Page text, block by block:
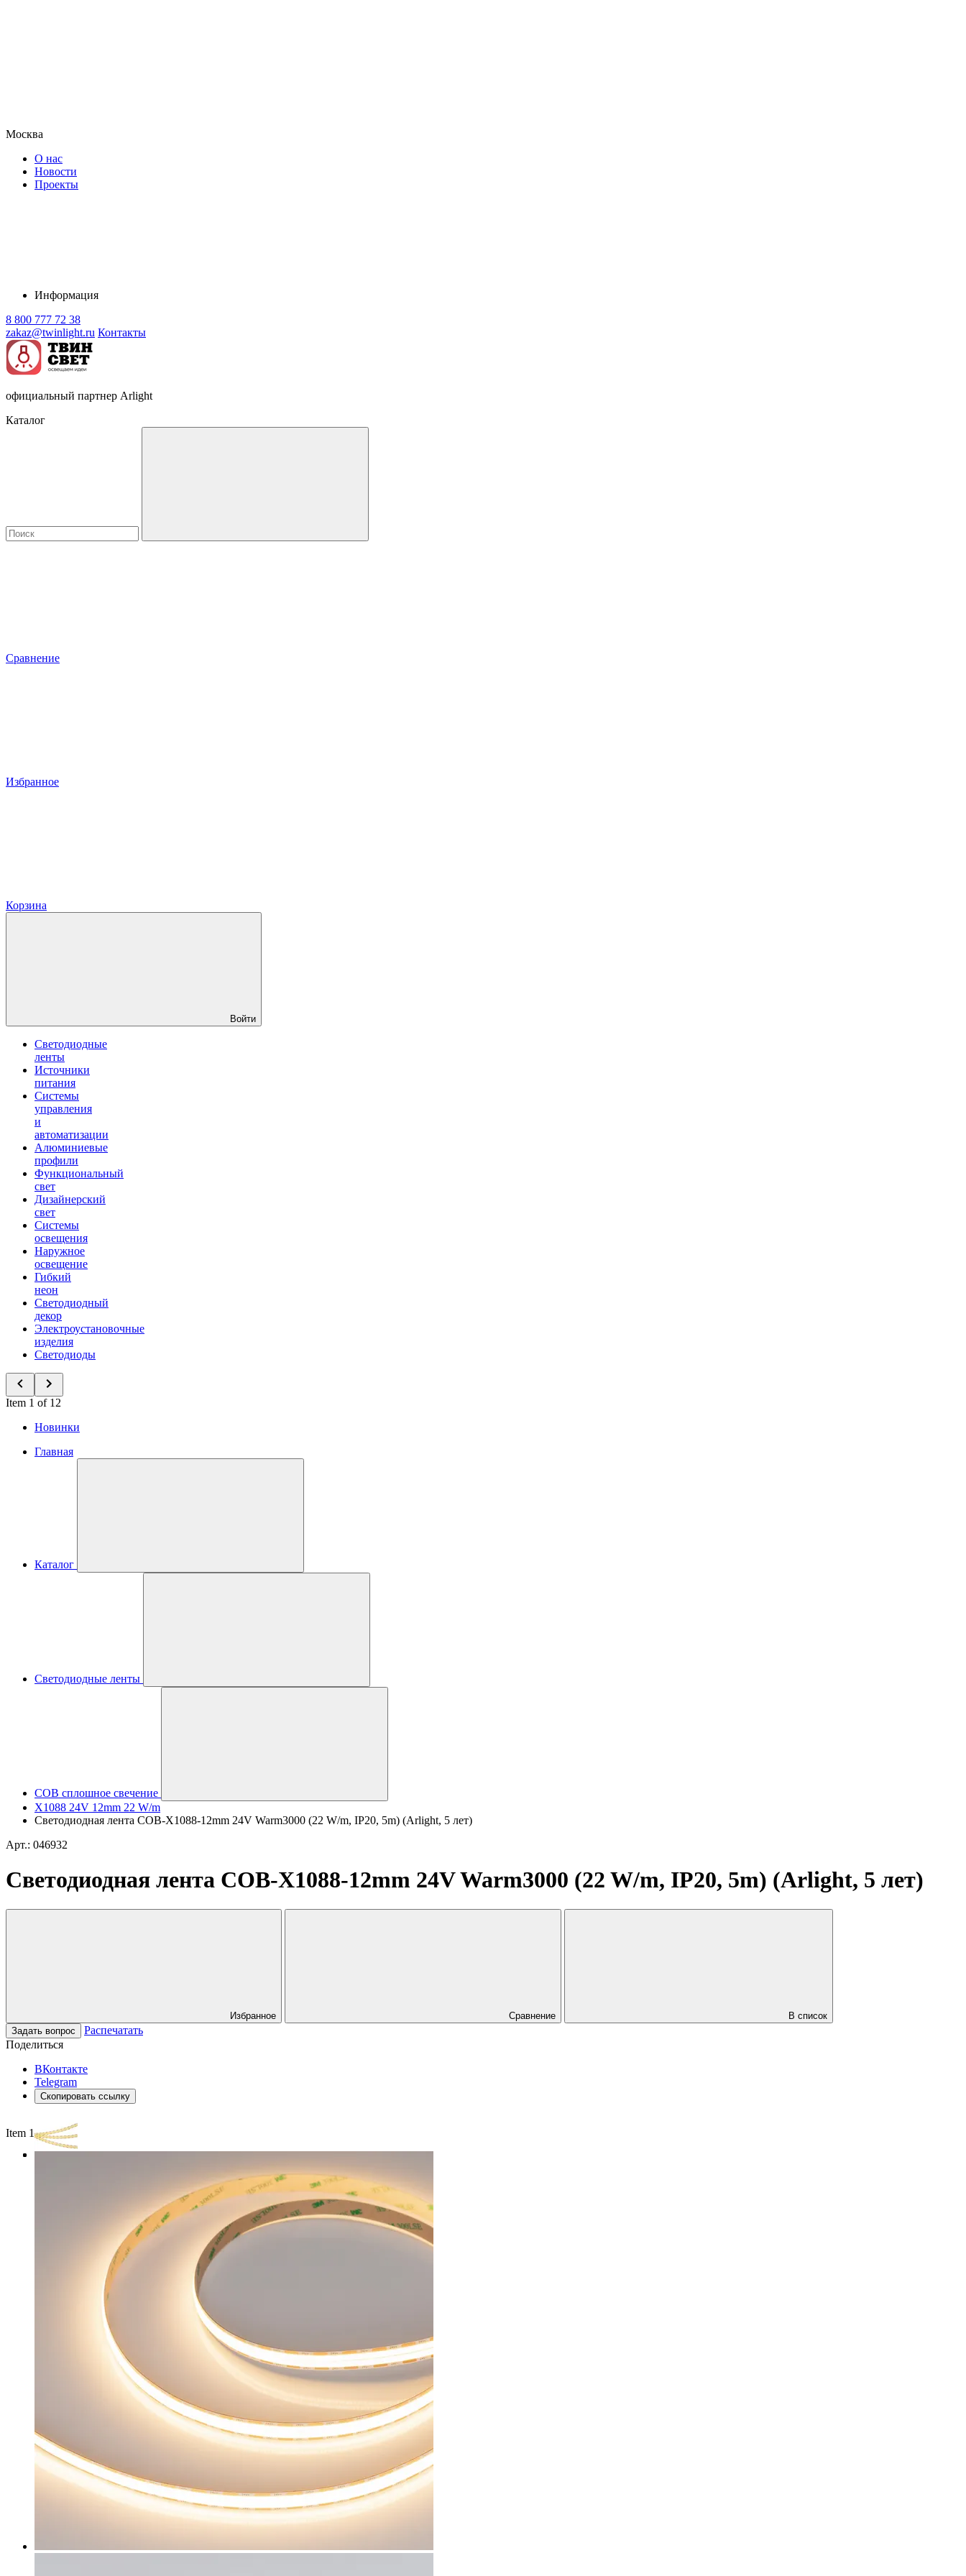
Москва
О нас
Новости
Проекты
Информация
8 800 777 72 38
zakaz@twinlight.ru Контакты
официальный партнер Arlight
Каталог
Сравнение
Избранное
Корзина
Войти
Светодиодные
ленты
Источники
питания
Системы
управления
и
автоматизации
Алюминиевые
профили
Функциональный
свет
Дизайнерский
свет
Системы
освещения
Наружное
освещение
Гибкий
неон
Светодиодный
декор
Электроустановочные
изделия
Светодиоды
Item 1 of 12
Новинки
Главная
Каталог
Светодиодные ленты
COB сплошное свечение
X1088 24V 12mm 22 W/m
Светодиодная лента COB-X1088-12mm 24V Warm3000 (22 W/m, IP20, 5m) (Arlight, 5 лет)
Арт.: 046932
Светодиодная лента COB-X1088-12mm 24V Warm3000 (22 W/m, IP20, 5m) (Arlight, 5 лет)
Избранное Сравнение
В список
Задать вопрос
Распечатать
Поделиться
ВКонтакте
Telegram
Скопировать ссылку
Item 1 of 3